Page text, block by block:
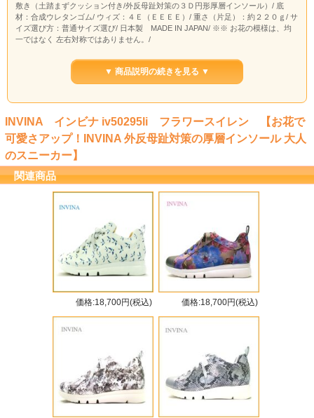
敷き（土踏まずクッション付き/外反母趾対策の３Ｄ円形厚層インソール）/ 底
材：合成ウレタンゴム/ ウィズ：４Ｅ（ＥＥＥＥ）/ 重さ（片足）：約２２０ｇ/ サ
イズ選び方：普通サイズ選び/ 日本製 MADE IN JAPAN/ ※※ お花の模様は、均
一ではなく 左右対称ではありません。/
▼ 商品説明の続きを見る ▼
INVINA インビナ iv50295li フラワースイレン 【お花で
可愛さアップ！INVINA 外反母趾対策の厚層インソール 大人
のスニーカー】
関連商品
価格:18,700円(税込) 価格:18,700円(税込)